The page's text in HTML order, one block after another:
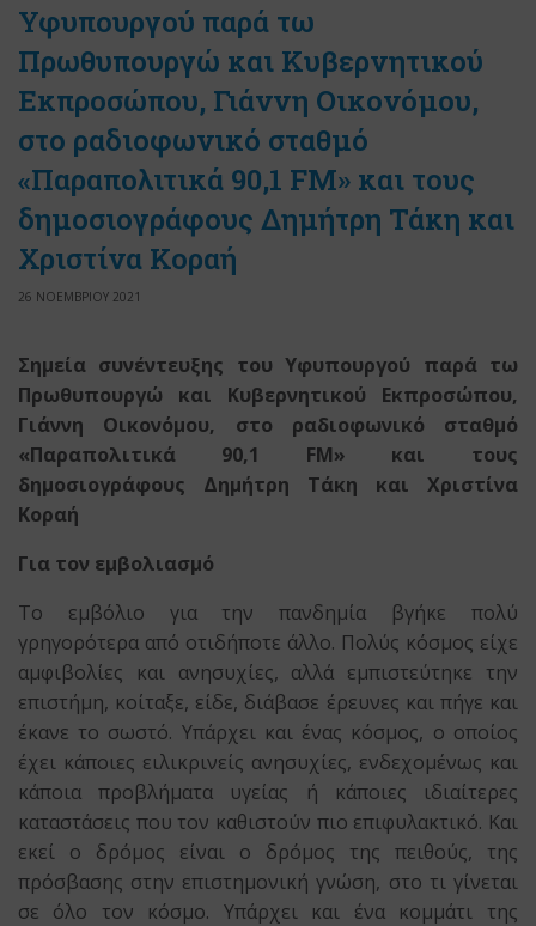
Υφυπουργού παρά τω
Πρωθυπουργώ και Κυβερνητικού
Εκπροσώπου, Γιάννη Οικονόμου,
στο ραδιοφωνικό σταθμό
«Παραπολιτικά 90,1 FM» και τους
δημοσιογράφους Δημήτρη Τάκη και
Χριστίνα Κοραή
26 ΝΟΕΜΒΡΙΟΥ 2021
Σημεία συνέντευξης του Υφυπουργού παρά τω
Πρωθυπουργώ και Κυβερνητικού Εκπροσώπου,
Γιάννη Οικονόμου, στο ραδιοφωνικό σταθμό
«Παραπολιτικά 90,1 FM» και τους
δημοσιογράφους Δημήτρη Τάκη και Χριστίνα
Κοραή
Για τον εμβολιασμό
Το εμβόλιο για την πανδημία βγήκε πολύ
γρηγορότερα από οτιδήποτε άλλο. Πολύς κόσμος είχε
αμφιβολίες και ανησυχίες, αλλά εμπιστεύτηκε την
επιστήμη, κοίταξε, είδε, διάβασε έρευνες και πήγε και
έκανε το σωστό. Υπάρχει και ένας κόσμος, ο οποίος
έχει κάποιες ειλικρινείς ανησυχίες, ενδεχομένως και
κάποια προβλήματα υγείας ή κάποιες ιδιαίτερες
καταστάσεις που τον καθιστούν πιο επιφυλακτικό. Και
εκεί ο δρόμος είναι ο δρόμος της πειθούς, της
πρόσβασης στην επιστημονική γνώση, στο τι γίνεται
σε όλο τον κόσμο. Υπάρχει και ένα κομμάτι της